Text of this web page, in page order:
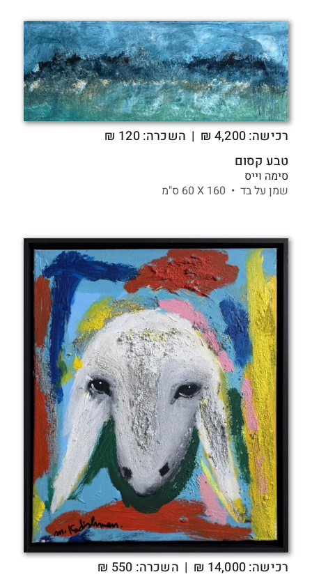
רכישה: ₪ 4,200
| השכרה: 120 ₪
טבע קסום
סימה וייס
שמן על בד • 160 X
רכישה: ₪ 14,000 | השכרה: 550 ₪